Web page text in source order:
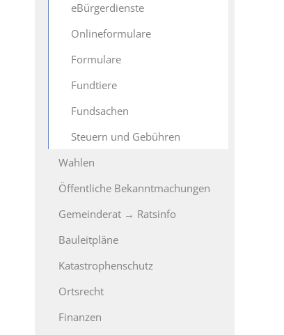
eBürgerdienste
Onlineformulare
Formulare
Fundtiere
Fundsachen
Steuern und Gebühren
Wahlen
Öffentliche Bekanntmachungen
Gemeinderat → Ratsinfo
Bauleitpläne
Katastrophenschutz
Ortsrecht
Finanzen